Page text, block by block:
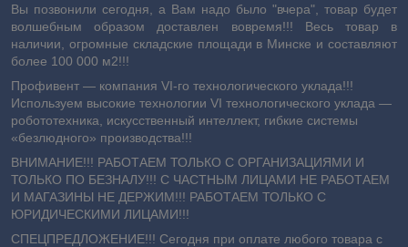
Вы позвонили сегодня, а Вам надо было "вчера", товар будет
волшебным образом доставлен вовремя!!! Весь товар в
наличии, огромные складские площади в Минске и составляют
более 100 000 м2!!!
Профивент ― компания VI-го технологического уклада!!!
Используем высокие технологии VI технологического уклада ―
робототехника, искусственный интеллект, гибкие системы
«безлюдного» производства!!!
ВНИМАНИЕ!!! РАБОТАЕМ ТОЛЬКО С ОРГАНИЗАЦИЯМИ И
ТОЛЬКО ПО БЕЗНАЛУ!!! С ЧАСТНЫМ ЛИЦАМИ НЕ РАБОТАЕМ
И МАГАЗИНЫ НЕ ДЕРЖИМ!!! РАБОТАЕМ ТОЛЬКО С
ЮРИДИЧЕСКИМИ ЛИЦАМИ!!!
СПЕЦПРЕДЛОЖЕНИЕ!!! Сегодня при оплате любого товара с